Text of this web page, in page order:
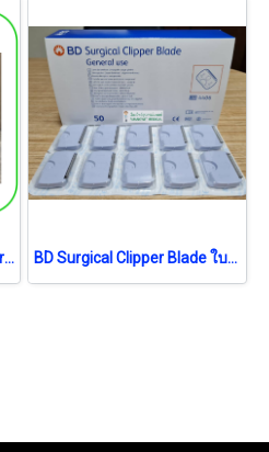
Modesty Adson Dressing Forcep (เยอรมัน) BD Surgical Clipper Blade ใบมีด (4406) (1 ชิ้น) (exp 04-2026)